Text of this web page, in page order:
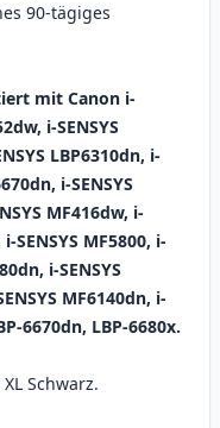
90-tägiges
mit Canon i-
i-SENSYS
LBP6310dn, i-
i-SENSYS
MF416dw, i-
SENSYS MF5800, i-
i-SENSYS
MF6140dn, i-
6670dn, LBP-6680x.
Schwarz.